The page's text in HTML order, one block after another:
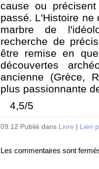
cause ou
passé. L'Histoire ne
marbre de
recherche de
être remise en
découvertes
ancienne (Grèce,
plus passionnante
4,5/5
09:12 Publié dans Livre Lien
Les commentaires sont